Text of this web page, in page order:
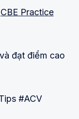
CBE Practice
đạt điểm cao
#ACV